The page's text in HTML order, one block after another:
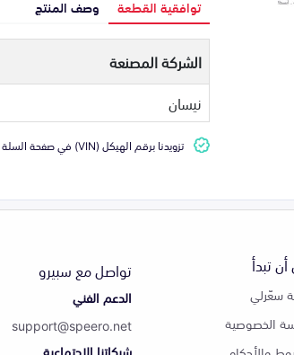
توافقية القطعة وصف المنتج
الشركة المصنعة
نيسان
تزويدنا برقم الهيكل (VIN) في صفحة السلة يضمن التطابق التام للقطعة مع سيارتك
تبدأ
سعّرلي
الخصوصية
تواصل مع سبيرو
الدعم الفني
support@speero.net